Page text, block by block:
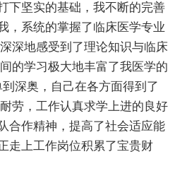
下坚实的基础，我不断的完善
，系统的掌握了临床医学专业
深地感受到了理论知识与临床
的学习极大地丰富了我医学的
深奥，自己在各方面得到了
劳，工作认真求学上进的良好
合作精神，提高了社会适应能
走上工作岗位积累了宝贵财